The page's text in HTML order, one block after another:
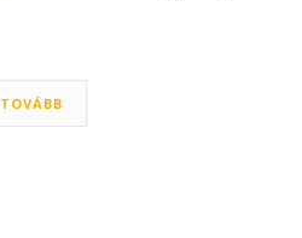
TOVÁBB